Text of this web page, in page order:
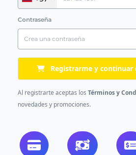
Contraseña
Registrarme y continuar
Al registrarte aceptas los Términos y
novedades y promociones.